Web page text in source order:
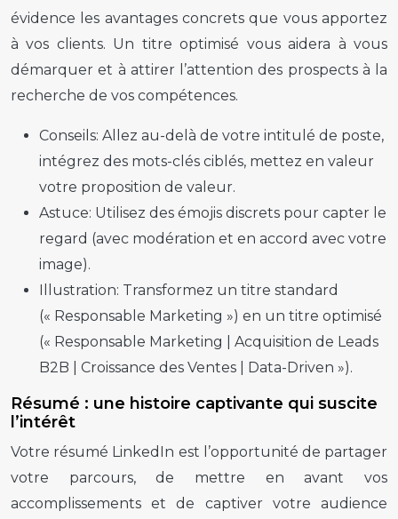
évidence les avantages concrets que vous apportez
à vos clients. Un titre optimisé vous aidera à vous
démarquer et à attirer l’attention des prospects à la
recherche de vos compétences.
Conseils: Allez au-delà de votre intitulé de poste,
intégrez des mots-clés ciblés, mettez en valeur
votre proposition de valeur.
Astuce: Utilisez des émojis discrets pour capter le
regard (avec modération et en accord avec votre
image).
Illustration: Transformez un titre standard
(« Responsable Marketing ») en un titre optimisé
(« Responsable Marketing | Acquisition de Leads
B2B | Croissance des Ventes | Data-Driven »).
Résumé : une histoire captivante qui suscite
l’intérêt
Votre résumé LinkedIn est l’opportunité de partager
votre parcours, de mettre en avant vos
accomplissements et de captiver votre audience